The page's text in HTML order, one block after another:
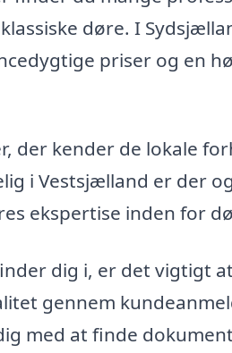
døre. I
priser og en
der kender de lokale
i Vestsjælland er der
ekspertise inden for
dig i, er det vigtigt
gennem
med at finde